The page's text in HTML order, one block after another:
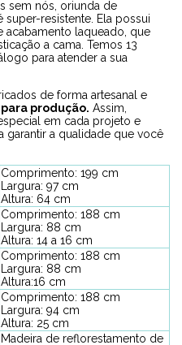
sem nós, oriunda de
super-resistente. Ela possui
laqueado, que
a cama. Temos 13
para atender a sua
de forma artesanal e
produção. Assim,
em cada projeto e
garantir a qualidade que você
Comprimento: 199 cm
Largura: 97 cm
Altura: 64 cm
Comprimento: 188 cm
Largura: 88 cm
Altura: 14 a 16 cm
Comprimento: 188 cm
Largura: 88 cm
Altura:16 cm
Comprimento: 188 cm
Largura: 94 cm
Altura: 25 cm
Madeira de reflorestamento de